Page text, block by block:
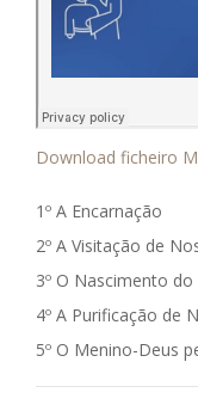
Download ficheiro
1º A Encarnação
2º A Visitação de
3º O Nascimento
4º A Purificação de
5º O Menino-Deus